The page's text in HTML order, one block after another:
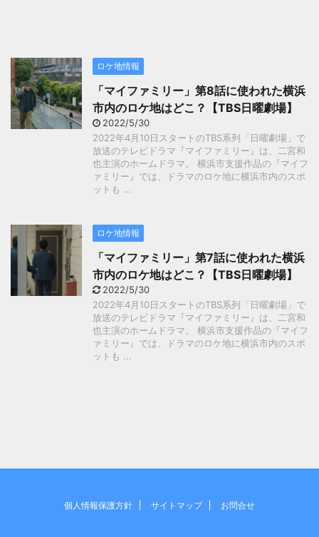
ロケ地情報
「マイファミリー」第8話に使われた横浜
市内のロケ地はどこ？【TBS日曜劇場】
2022/5/30
2022年4月10日スタートのTBS系列「日曜劇場」で
放送のテレビドラマ『マイファミリー』は、二宮和
也主演のホームドラマ。 横浜市支援作品の『マイフ
ァミリー』では、ドラマのロケ地に横浜市内のスポ
ットも ...
ロケ地情報
「マイファミリー」第7話に使われた横浜
市内のロケ地はどこ？【TBS日曜劇場】
2022/5/30
2022年4月10日スタートのTBS系列「日曜劇場」で
放送のテレビドラマ『マイファミリー』は、二宮和
也主演のホームドラマ。 横浜市支援作品の『マイフ
ァミリー』では、ドラマのロケ地に横浜市内のスポ
ットも ...
個人情報保護方針 サイトマップ お問合せ